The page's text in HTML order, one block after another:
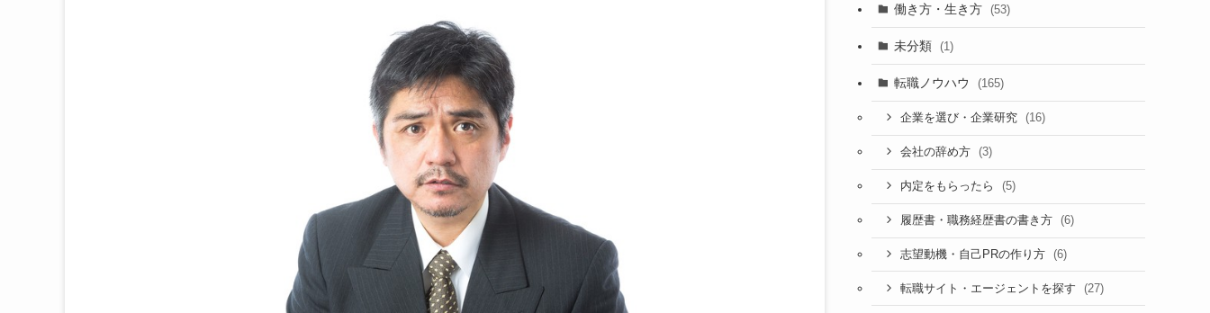
働き方・生き方 (53)
未分類 (1)
転職ノウハウ (165)
企業を選び・企業研究 (16)
会社の辞め方 (3)
内定をもらったら (5)
履歴書・職務経歴書の書き方 (6)
志望動機・自己PRの作り方 (6)
転職サイト・エージェントを探す (27)